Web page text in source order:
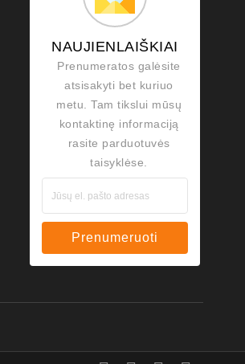
NAUJIENLAIŠKIAI
Prenumeratos galėsite
atsisakyti bet kuriuo
metu. Tam tikslui mūsų
kontaktinę informaciją
rasite parduotuvės
taisyklėse.
Prenumeruoti